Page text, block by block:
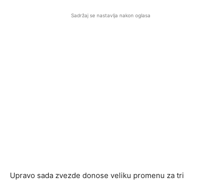
Sadržaj se nastavlja nakon oglasa
Upravo sada zvezde donose veliku promenu za tri